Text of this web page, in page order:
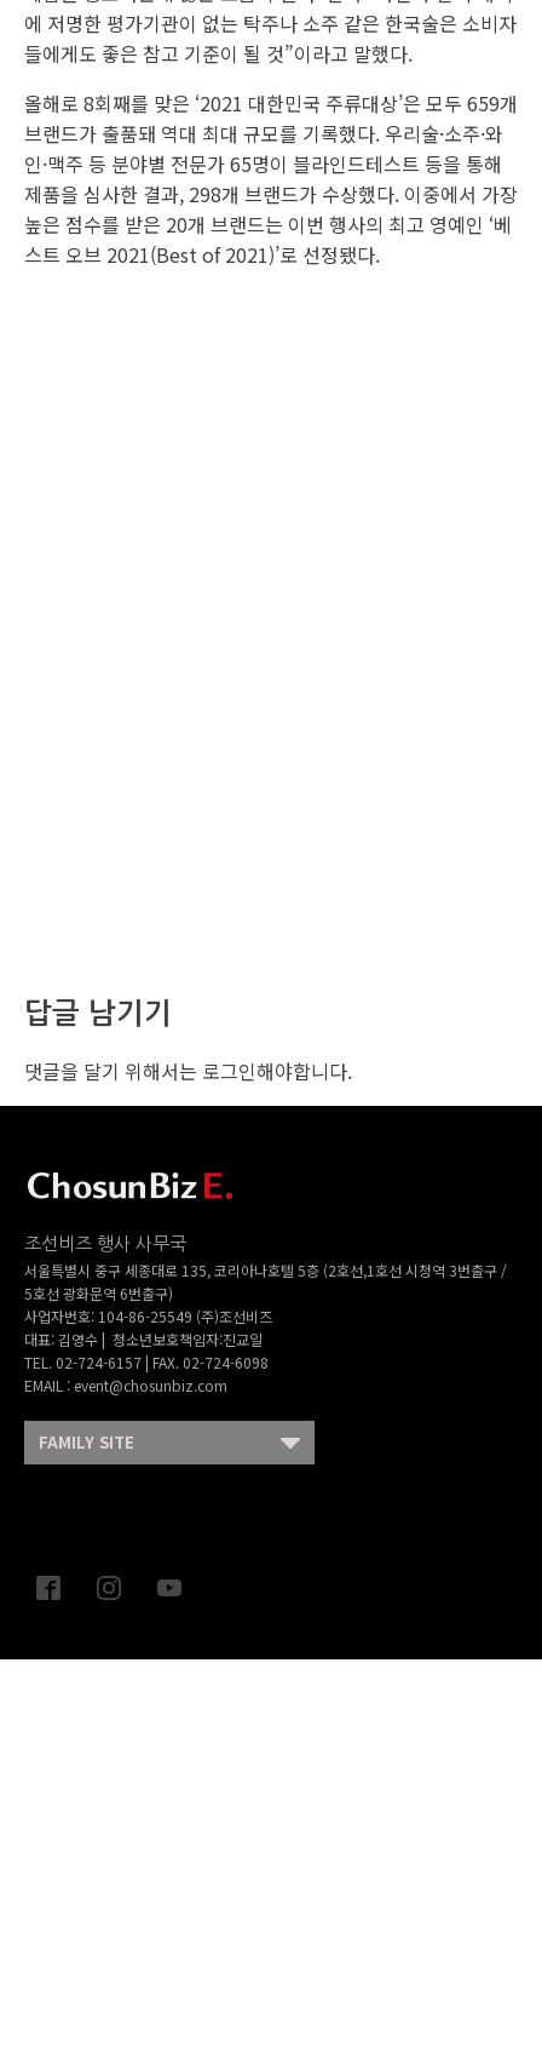
에 저명한 평가기관이 없는 탁주나 소주 같은 한국술은 소비자
들에게도 좋은 참고 기준이 될 것”이라고 말했다.
올해로 8회째를 맞은 ‘2021 대한민국 주류대상’은 모두 659개
브랜드가 출품돼 역대 최대 규모를 기록했다. 우리술·소주·와
인·맥주 등 분야별 전문가 65명이 블라인드테스트 등을 통해
제품을 심사한 결과, 298개 브랜드가 수상했다. 이중에서 가장
높은 점수를 받은 20개 브랜드는 이번 행사의 최고 영예인 ‘베
스트 오브 2021(Best of 2021)’로 선정됐다.
답글 남기기
댓글을 달기 위해서는 로그인해야합니다.
조선비즈 행사 사무국
서울특별시 중구 세종대로 135, 코리아나호텔 5층 (2호선,1호선 시청역 3번출구 /
5호선 광화문역 6번출구)
사업자번호: 104-86-25549 (주)조선비즈
대표: 김영수 | 청소년보호책임자:진교일
TEL. 02-724-6157 | FAX. 02-724-6098
EMAIL : event@chosunbiz.com
FAMILY SITE